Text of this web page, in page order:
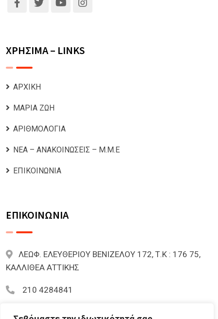
ΧΡΗΣΙΜΑ – LINKS
ΑΡΧΙΚΗ
ΜΑΡΙΑ ΖΩΗ
ΑΡΙΘΜΟΛΟΓΙΑ
ΝΕΑ – ΑΝΑΚΟΙΝΩΣΕΙΣ – Μ.Μ.Ε
ΕΠΙΚΟΙΝΩΝΙΑ
ΕΠΙΚΟΙΝΩΝΙΑ
ΛΕΩΦ. ΕΛΕΥΘΕΡΙΟΥ ΒΕΝΙΖΕΛΟΥ 172, Τ.Κ : 176 75,
ΚΑΛΛΙΘΕΑ ΑΤΤΙΚΗΣ
210 4284841
mariazoi.powernumbers@gmail.com